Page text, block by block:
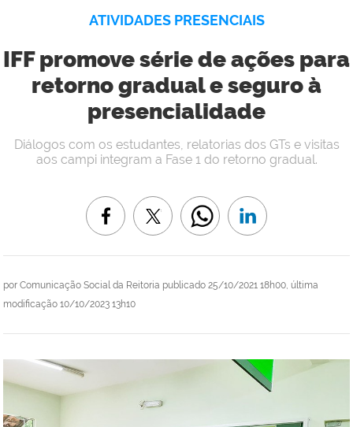
ATIVIDADES PRESENCIAIS
IFF promove série de ações para
retorno gradual e seguro à
presencialidade
por Comunicação Social da Reitoria publicado 25/10/2021 18h00, última
modificação 10/10/2023 13h10
Diálogos com os estudantes, relatorias dos GTs e visitas
aos campi integram a Fase 1 do retorno gradual.